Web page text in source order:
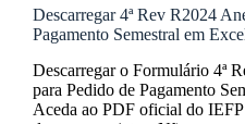
Descarregar 4ª Rev R2024
Pagamento Semestral em
Descarregar o Formulário 4ª
para Pedido de Pagamento
Aceda ao PDF oficial do